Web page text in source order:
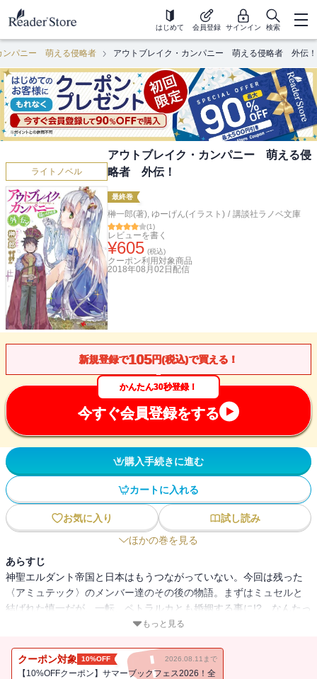
はじめて 会員登録 サインイン 検索
ンパニー 萌える侵略者 アウトブレイク・カンパニー 萌える侵略者 外伝！
ライトノベル
アウトブレイク・カンパニー 萌える侵
略者 外伝！
最終巻
榊一郎(著), ゆーげん(イラスト) / 講談社ラノベ文庫
(1)
レビューを書く
¥605 (税込)
クーポン利用対象商品
2018年08月02日 配信
新規登録で105円(税込)で買える！
かんたん30秒登録！
今すぐ会員登録をする
購入手続きに進む
カートに入れる
お気に入り
試し読み
ほかの巻を見る
あらすじ
神聖エルダント帝国と日本はもうつながっていない。今回は残った
〈アミュテック〉のメンバー達のその後の物語。まずはミュセルと
結ばれた慎一だが、一転、ペトラルカとも婚姻する事に!? なんたっ
て絶対君主で皇帝だから、日本の法律なんて関係ない。式を控えて
ルビアのその後？美埜里には、ガリウスの結婚問題というミッショ
ンが。それぞれ、いかなる運命が!?
もっと見る
クーポン対象 10%OFF 2026.08.11まで
【10%OFFクーポン】サマーブックフェス2026！全